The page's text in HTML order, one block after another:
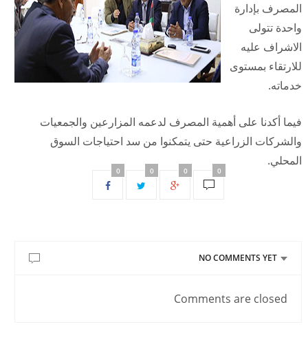
المصرف بإدارة
واحدة تتولى
الاشراف عليه
للارتقاء بمستوى
خدماته.
فيما أكدنا على أهمية المصرف لدعمه المزارعين والجمعيات
والشركات الزراعية حتى يتمكنوا من سد احتياجات السوق
المحلي.
0 0 0 0
NO COMMENTS YET
Comments are closed